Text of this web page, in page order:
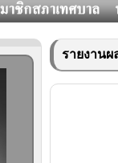
รายงาน